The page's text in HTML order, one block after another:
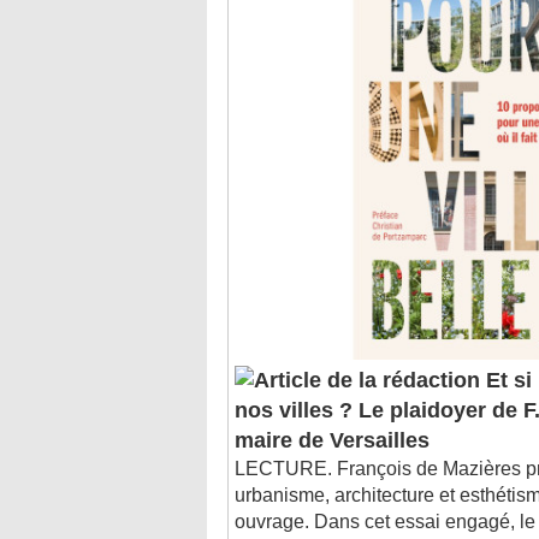
nos villes ? Le plaidoyer de
maire de Versailles
LECTURE. François de Mazières
urbanisme, architecture et
ouvrage. Dans cet essai engagé,
milite pour une ville belle,